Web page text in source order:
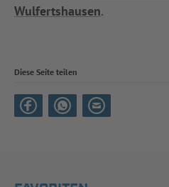
Wulfertshausen.
Diese Seite teilen